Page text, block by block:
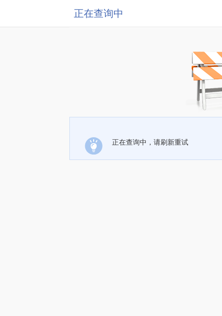
正在查询中
正在查询中，请刷新重试